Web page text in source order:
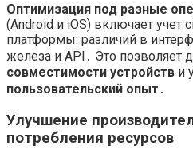
Оптимизация под разные
(Android и iOS) включает учет
платформы: различий в
железа и API․ Это позволяет
совместимости устройств и
пользовательский опыт ․
Улучшение
потребления ресурсов